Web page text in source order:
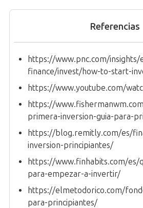
Referencias
https://www.pnc.com/insights/
finance/invest/how-to-start-
https://www.youtube.com/
https://
primera-inversion-guia-para-
https://blog.remitly.com/es/
inversion-principiantes/
https://www.finhabits.com/es/
para-empezar-a-invertir/
https://elmetodorico.com/
para-principiantes/